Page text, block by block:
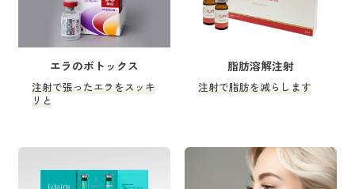
エラのボトックス
注射で張ったエラをスッキ
リと
脂肪溶解注射
注射で脂肪を減らします